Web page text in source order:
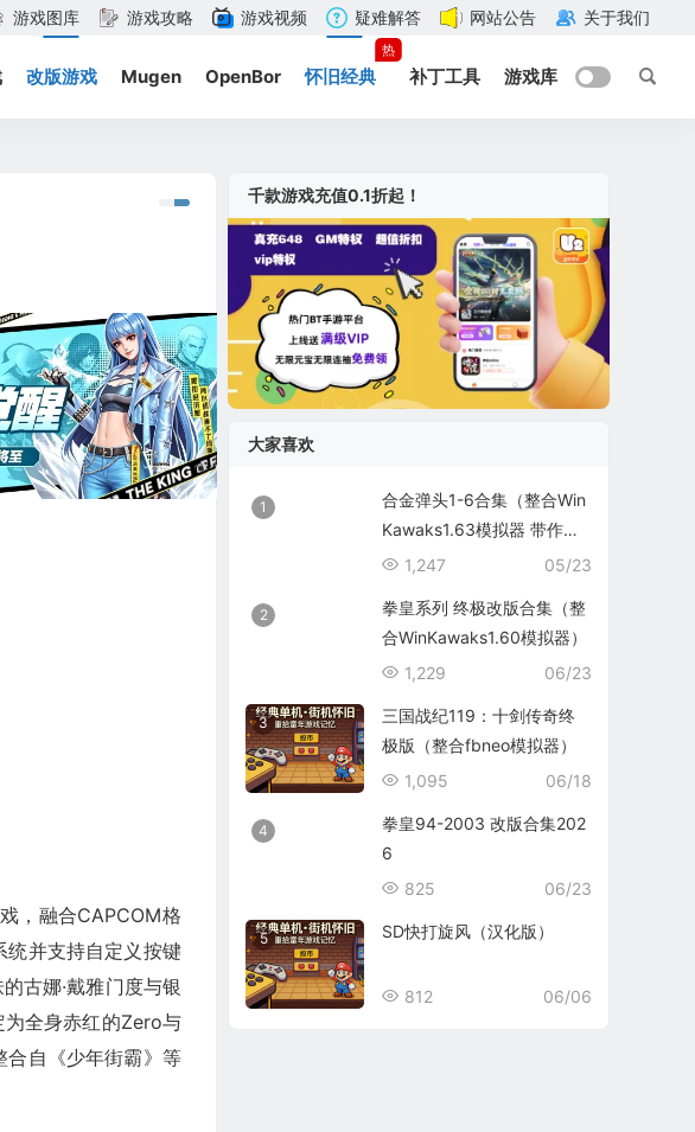
游戏图库 游戏攻略 游戏视频 疑难解答 网站公告 关于我们
改版游戏 Mugen OpenBor 怀旧经典
热
补丁工具 游戏库
，融合CAPCOM格
统并支持自定义按键
古娜·戴雅门度与银
全身赤红的Zero与
合自《少年街霸》等
千款游戏充值0.1折起！
大家喜欢
1
合金弹头1-6合集（整合Win
Kawaks1.63模拟器 带作弊
码）
05/23
1,247
2
拳皇系列 终极改版合集（整
合WinKawaks1.60模拟器）
06/23
1,229
3
三国战纪119：十剑传奇终
极版（整合fbneo模拟器）
06/18
1,095
4
拳皇94-2003 改版合集202
6
06/23
825
5 SD快打旋风（汉化版）
06/06
812